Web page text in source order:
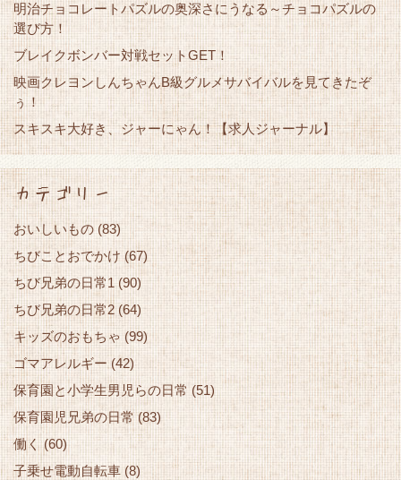
明治チョコレートパズルの奥深さにうなる～チョコパズルの
選び方！
ブレイクボンバー対戦セットGET！
映画クレヨンしんちゃんB級グルメサバイバルを見てきたぞ
ぅ！
スキスキ大好き、ジャーにゃん！【求人ジャーナル】
カテゴリー
おいしいもの (83)
ちびことおでかけ (67)
ちび兄弟の日常1(90)
ちび兄弟の日常2 (64)
キッズのおもちゃ (99)
ゴマアレルギー(42)
保育園と小学生男児らの日常 (51)
保育園児兄弟の日常(83)
働く(60)
子乗せ電動自転車 (8)